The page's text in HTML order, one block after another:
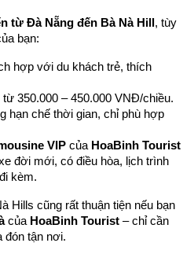
từ Đà Nẵng đến Bà Nà Hill , tùy
bạn:
hợp với du khách trẻ, thích
từ 350.000 – 450.000 VNĐ/chiều.
hạn chế thời gian, chỉ phù hợp
VIP của HoaBinh Tourist
đời mới, có điều hòa, lịch trình
kèm.
Hills cũng rất thuận tiện nếu bạn
của HoaBinh Tourist – chỉ cần
đón tận nơi.